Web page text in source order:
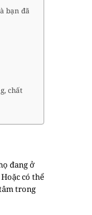
bạn đã
chất
đang ở
Hoặc có thể
trong